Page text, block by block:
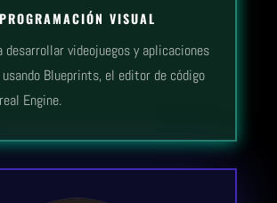
PROGRAMACIÓN VISUAL
desarrollar videojuegos y aplicaciones
Blueprints, el editor de código
Engine.